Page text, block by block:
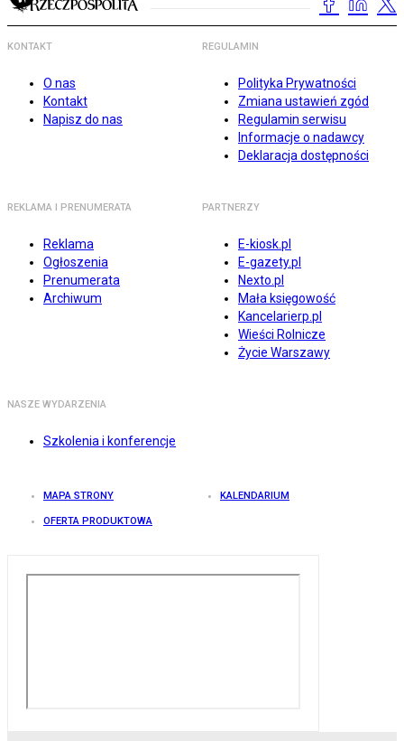
KONTAKT
O nas
Kontakt
Napisz do nas
REGULAMIN
Polityka Prywatności
Zmiana ustawień zgód
Regulamin serwisu
Informacje o nadawcy
Deklaracja dostępności
REKLAMA I PRENUMERATA
Reklama
Ogłoszenia
Prenumerata
Archiwum
PARTNERZY
E-kiosk.pl
E-gazety.pl
Nexto.pl
Mała księgowość
Kancelarierp.pl
Wieści Rolnicze
Życie Warszawy
NASZE WYDARZENIA
Szkolenia i konferencje
MAPA STRONY KALENDARIUM
OFERTA PRODUKTOWA